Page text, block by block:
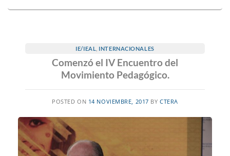
IE/IEAL INTERNACIONALES
Comenzó el IV Encuentro del
Movimiento Pedagógico.
POSTED ON 14 NOVIEMBRE, 2017 BYCTERA